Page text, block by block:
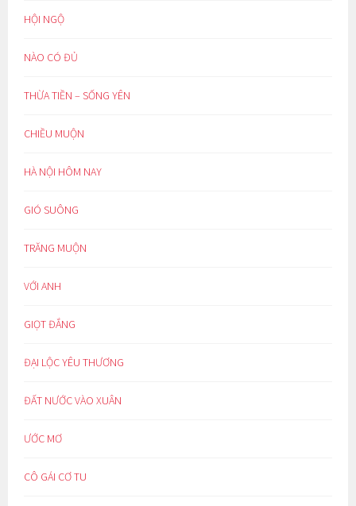
HỘI NGỘ
NÀO CÓ ĐỦ
THỪA TIỀN – SỐNG YÊN
CHIỀU MUỘN
HÀ NỘI HÔM NAY
GIÓ SUÔNG
TRĂNG MUỘN
VỚI ANH
GIỌT ĐẮNG
ĐẠI LỘC YÊU THƯƠNG
ĐẤT NƯỚC VÀO XUÂN
ƯỚC MƠ
CÔ GÁI CƠ TU